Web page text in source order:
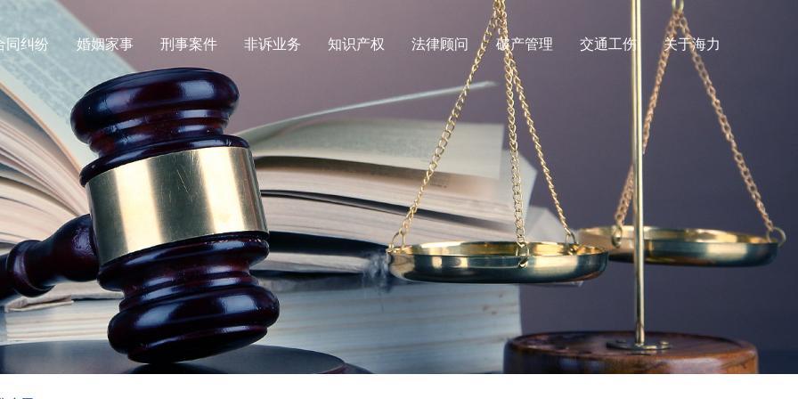
同纠纷 婚姻家事 刑事案件 非诉业务 知识产权 法律顾问 破产管理 交通工伤 关于海力